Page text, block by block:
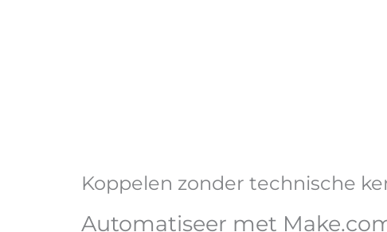
Koppelen zonder technische
Automatiseer met